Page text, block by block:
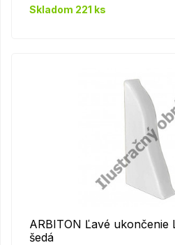
Skladom 221 ks
ARBITON Ľavé ukončenie
šedá